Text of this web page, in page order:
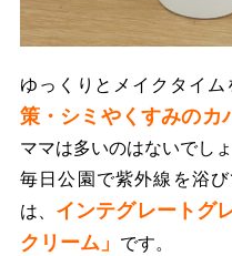
ゆっくりとメイクタイム
策・シミやくすみのカ
ママは多いのはないでしょ
毎日公園で紫外線を浴
は、 インテグレートグ
クリーム」
です。